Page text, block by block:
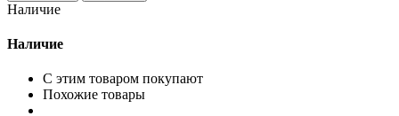
Наличие
Наличие
С этим товаром покупают
Похожие товары